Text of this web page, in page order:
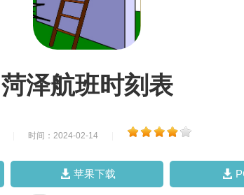
菏泽航班时刻表
时间：2024-02-14
苹果下载